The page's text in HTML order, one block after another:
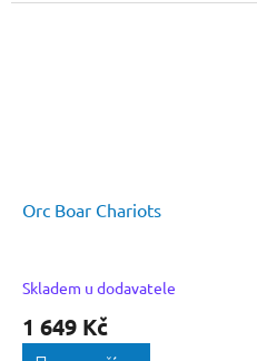
Orc Boar Chariots
Skladem u dodavatele
1 649 Kč